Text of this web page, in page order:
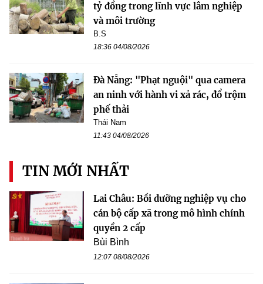
tỷ đồng trong lĩnh vực lâm nghiệp
và môi trường
B.S
18:36 04/08/2026
Đà Nẵng: "Phạt nguội" qua camera
an ninh với hành vi xả rác, đổ trộm
phế thải
Thái Nam
11:43 04/08/2026
TIN MỚI NHẤT
Lai Châu: Bồi dưỡng nghiệp vụ cho
cán bộ cấp xã trong mô hình chính
quyền 2 cấp
Bùi Bình
12:07 08/08/2026